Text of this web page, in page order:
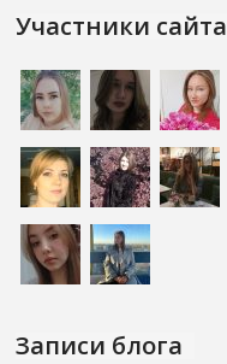
Участники сайта
Записи блога